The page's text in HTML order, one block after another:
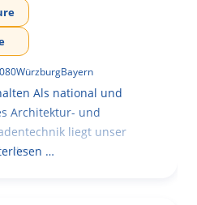
WürzburgBayern
Als national und
Architektur- und
liegt unser
der
…